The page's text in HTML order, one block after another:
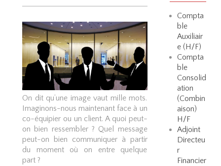
On dit qu’une image vaut mille mots.
Imaginons-nous maintenant face à un
co-équipier ou un client. A quoi peut-
on bien ressembler ? Quel message
peut-on bien communiquer à partir
du moment où on entre quelque
part ?
Compta
ble
Auxiliair
e (H/F)
Compta
ble
Consolid
ation
(Combin
aison)
H/F
Adjoint
Directeu
r
Financier